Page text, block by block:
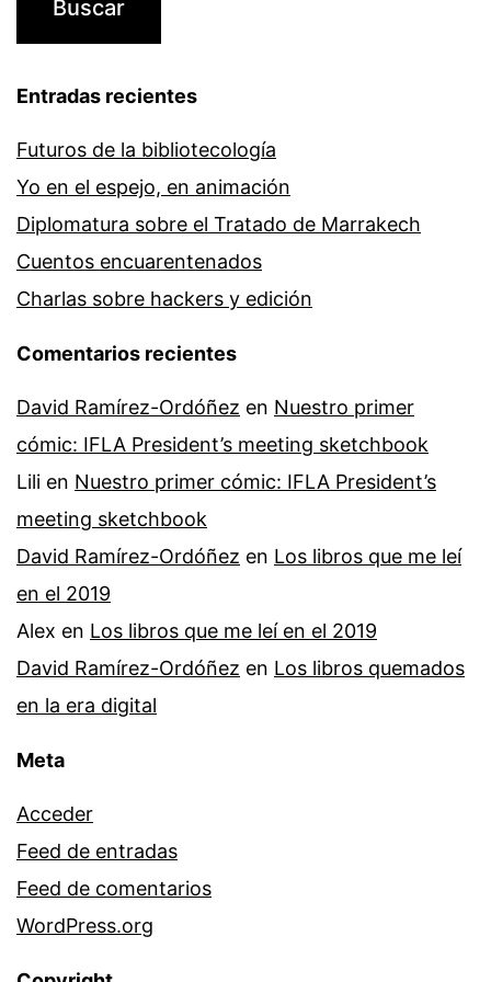
Entradas recientes
Futuros de la bibliotecología
Yo en el espejo, en animación
Diplomatura sobre el Tratado de Marrakech
Cuentos encuarentenados
Charlas sobre hackers y edición
Comentarios recientes
David Ramírez-Ordóñez en Nuestro primer
cómic: IFLA President’s meeting sketchbook
Lili en Nuestro primer cómic: IFLA President’s
meeting sketchbook
David Ramírez-Ordóñez en Los libros que me leí
en el 2019
Alex en Los libros que me leí en el 2019
David Ramírez-Ordóñez en Los libros quemados
en la era digital
Meta
Acceder
Feed de entradas
Feed de comentarios
WordPress.org